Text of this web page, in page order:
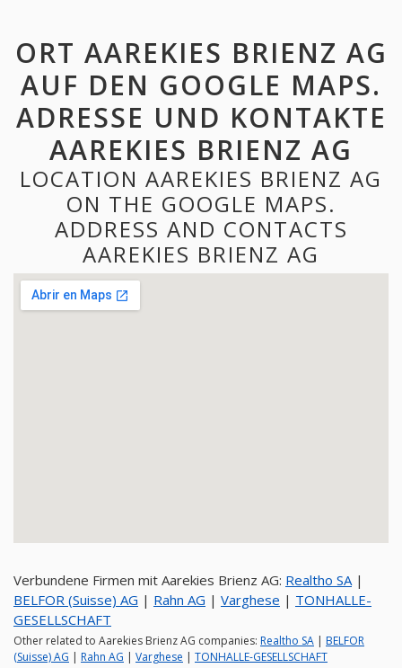
ORT AAREKIES BRIENZ AG
AUF DEN GOOGLE MAPS.
ADRESSE UND KONTAKTE
AAREKIES BRIENZ AG
LOCATION AAREKIES BRIENZ AG
ON THE GOOGLE MAPS.
ADDRESS AND CONTACTS
AAREKIES BRIENZ AG
Verbundene Firmen mit Aarekies Brienz AG: Realtho SA |
BELFOR (Suisse) AG | Rahn AG | Varghese | TONHALLE-
GESELLSCHAFT
Other related to Aarekies Brienz AG companies: Realtho SA | BELFOR
(Suisse) AG | Rahn AG | Varghese | TONHALLE-GESELLSCHAFT